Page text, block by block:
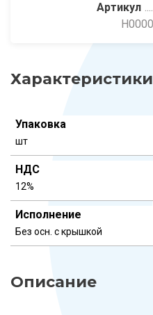
Артикул
Характеристики
Упаковка
шт
НДС
12%
Исполнение
Без осн. с крышкой
Описание